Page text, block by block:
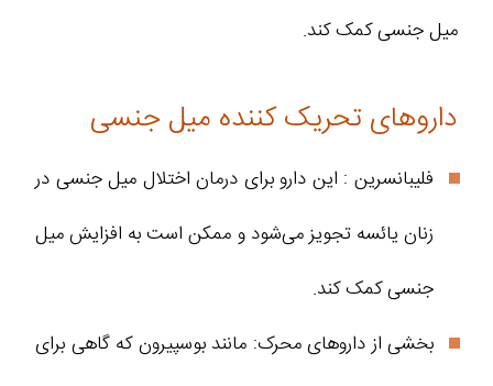
میل جنسی کمک کند.
داروهای تحریک‌ کننده میل جنسی
فلیبانسرین : این دارو برای درمان اختلال میل جنسی در
زنان یائسه تجویز می‌شود و ممکن است به افزایش میل
جنسی کمک کند.
بخشی از داروهای محرک: مانند بوسپیرون که گاهی برای